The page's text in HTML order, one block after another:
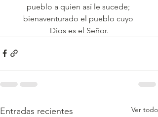
pueblo a quien así le sucede;
bienaventurado el pueblo cuyo
Dios es el Señor.
Entradas recientes Ver todo